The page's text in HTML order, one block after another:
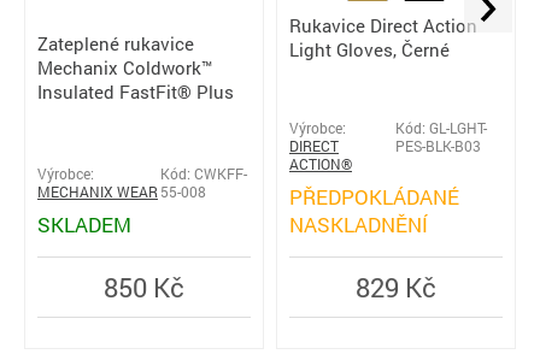
Zateplené rukavice
Mechanix Coldwork™
Insulated FastFit® Plus
Výrobce:
MECHANIX WEAR
Kód: CWKFF-
55-008
SKLADEM
850 Kč
Rukavice Direct Action
Light Gloves, Černé
Výrobce:
DIRECT
ACTION®
Kód: GL-LGHT-
PES-BLK-B03
PŘEDPOKLÁDANÉ
NASKLADNĚNÍ
829 Kč